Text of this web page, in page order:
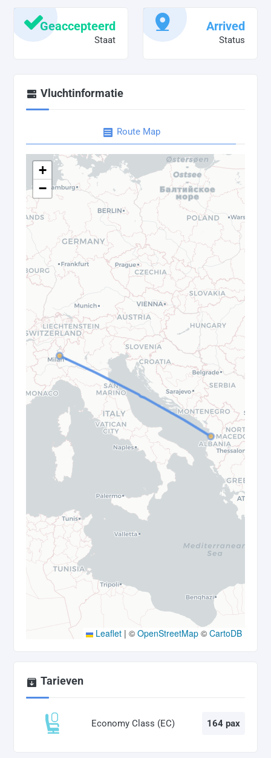
Geaccepteerd
Staat
Arrived
Status
Vluchtinformatie
Route Map
+
−
Leaflet | © OpenStreetMap © CartoDB
Tarieven
Economy Class (EC) 164 pax